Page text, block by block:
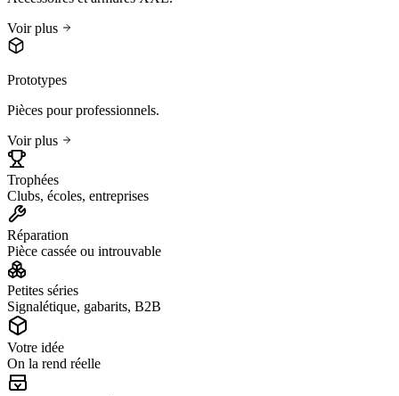
Voir plus
Prototypes
Pièces pour professionnels.
Voir plus
Trophées
Clubs, écoles, entreprises
Réparation
Pièce cassée ou introuvable
Petites séries
Signalétique, gabarits, B2B
Votre idée
On la rend réelle